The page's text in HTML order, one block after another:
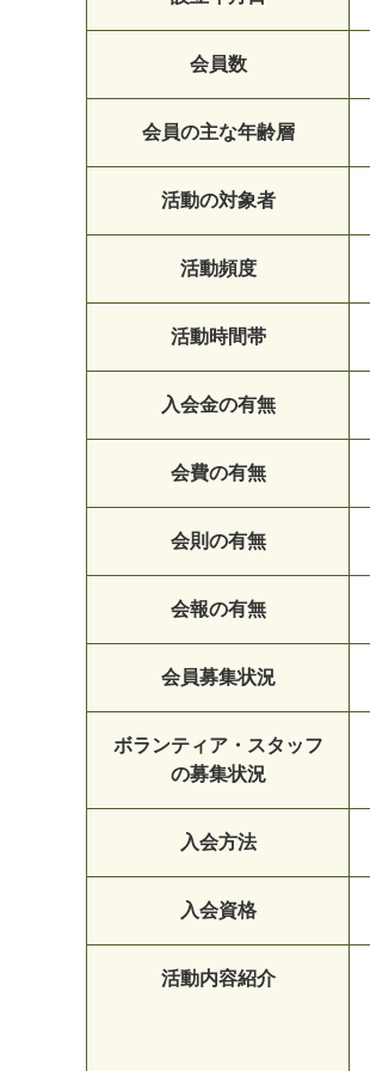
会員数
会員の主な年齢層
活動の対象者
活動頻度
活動時間帯
入会金の有無
会費の有無
会則の有無
会報の有無
会員募集状況
ボランティア・スタッフ
の募集状況
入会方法
入会資格
活動内容紹介